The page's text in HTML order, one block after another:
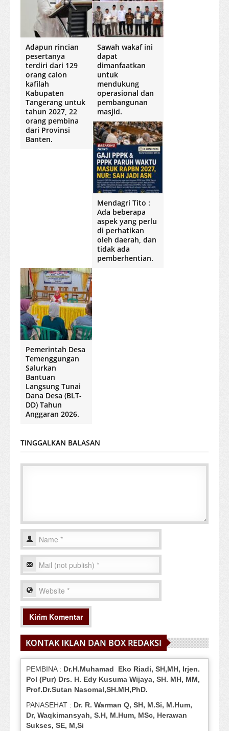
Adapun rincian
pesertanya
terdiri dari 129
orang calon
kafilah
Kabupaten
Tangerang untuk
tahun 2027, 22
orang pembina
dari Provinsi
Banten.
Sawah wakaf ini
dapat
dimanfaatkan
untuk
mendukung
operasional dan
pembangunan
masjid.
Mendagri Tito :
Ada beberapa
aspek yang perlu
di perhatikan
oleh daerah, dan
tidak ada
pemberhentian.
Pemerintah Desa
Temenggungan
Salurkan
Bantuan
Langsung Tunai
Dana Desa (BLT-
DD) Tahun
Anggaran 2026.
TINGGALKAN BALASAN
KONTAK IKLAN DAN BOX REDAKSI
PEMBINA : Dr.H.Muhamad Eko Riadi, SH,MH, Irjen.
Pol (Pur) Drs. H. Edy Kusuma Wijaya, SH. MH, MM,
Prof.Dr.Sutan Nasomal,SH.MH,PhD.
PANASEHAT : Dr. R. Warman Q, SH, M.Si, M.Hum,
Dr, Waqkimansyah, S.H, M.Hum, MSc, Herawan
Sukses, SE, M,Si